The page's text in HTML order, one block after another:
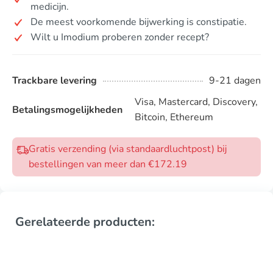
medicijn.
De meest voorkomende bijwerking is constipatie.
Wilt u Imodium proberen zonder recept?
Trackbare levering 9-21 dagen
Betalingsmogelijkheden
Visa, Mastercard, Discovery,
Bitcoin, Ethereum
Gratis verzending (via standaardluchtpost) bij
bestellingen van meer dan €172.19
Gerelateerde producten: